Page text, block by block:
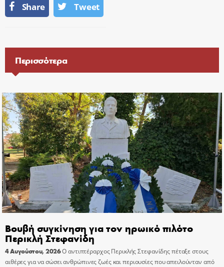
Share Tweet
Περισσότερα
Βουβή συγκίνηση για τον ηρωικό πιλότο
Περικλή Στεφανίδη
4 Αυγούστου, 2026Ο αντιπτέραρχος Περικλής Στεφανίδης πέταξε στους
αιθέρες για να σώσει ανθρώπινες ζωές και περιουσίες που απειλούνταν από